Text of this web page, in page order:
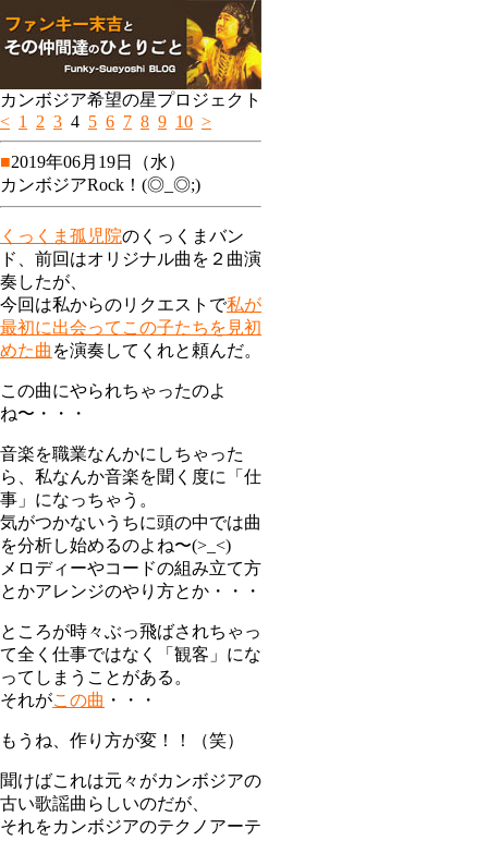
カンボジア希望の星プロジェクト
< 1 2 3 4 5 6 7 8 9 10 >
■2019年06月19日（水）
カンボジアRock！(◎_◎;)
くっくま孤児院のくっくまバン
ド、前回はオリジナル曲を２曲演
奏したが、
今回は私からのリクエストで私が
最初に出会ってこの子たちを見初
めた曲 を演奏してくれと頼んだ。
この曲にやられちゃったのよ
ね〜・・・
音楽を職業なんかにしちゃった
ら、私なんか音楽を聞く度に「仕
事」になっちゃう。
気がつかないうちに頭の中では曲
を分析し始めるのよね〜(>_<)
メロディーやコードの組み立て方
とかアレンジのやり方とか・・・
ところが時々ぶっ飛ばされちゃっ
て全く仕事ではなく「観客」にな
ってしまうことがある。
それがこの曲 ・・・
もうね、作り方が変！！（笑）
聞けばこれは元々がカンボジアの
古い歌謡曲らしいのだが、
それをカンボジアのテクノアーテ